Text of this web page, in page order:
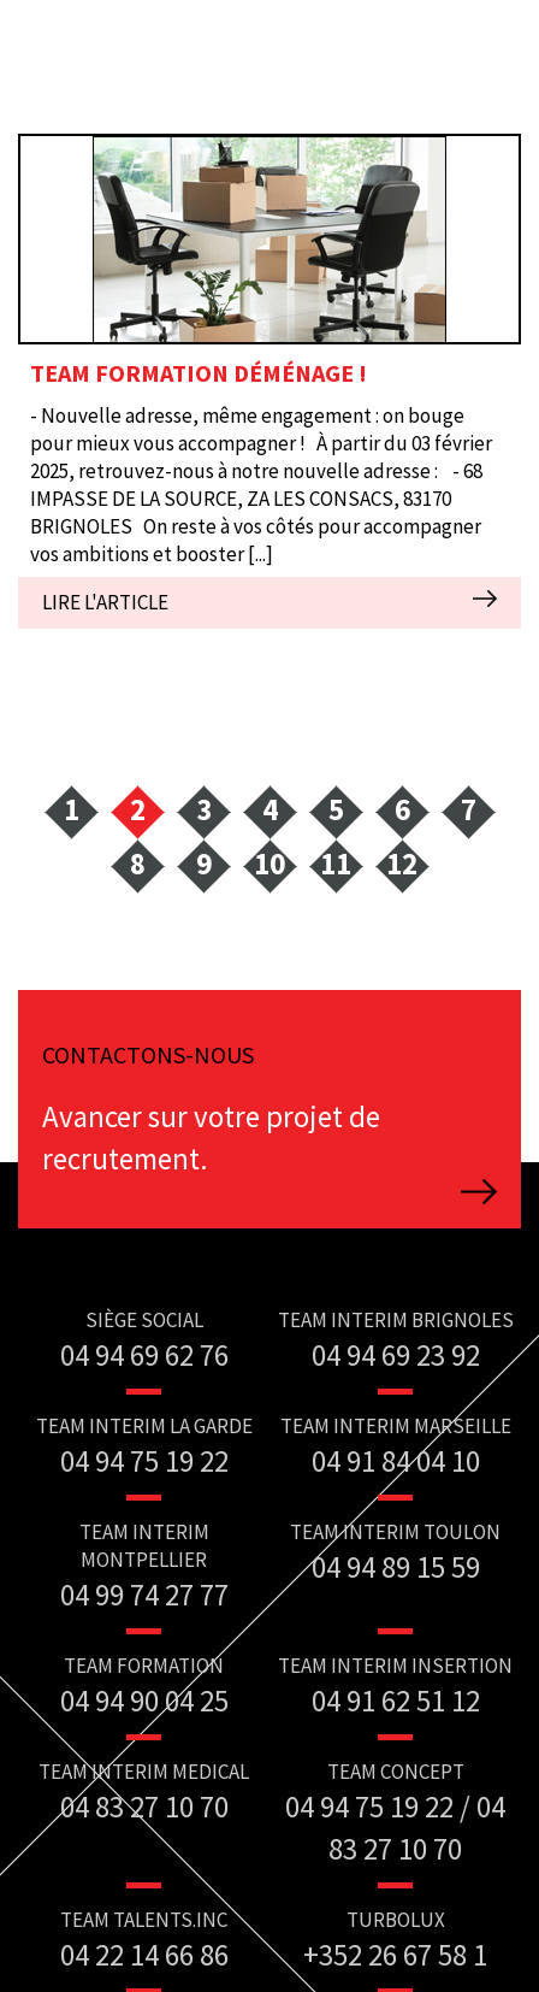
TEAM FORMATION DÉMÉNAGE !
- Nouvelle adresse, même engagement : on bouge
pour mieux vous accompagner ! À partir du 03 février
2025, retrouvez-nous à notre nouvelle adresse : - 68
IMPASSE DE LA SOURCE, ZA LES CONSACS, 83170
BRIGNOLES On reste à vos côtés pour accompagner
vos ambitions et booster[...]
LIRE L'ARTICLE
1 2 3 4 5 6
7
8
9 10 11 12
CONTACTONS-NOUS
Avancer sur votre projet de
recrutement.
SIÈGE SOCIAL
04 94 69 62 76
TEAM INTERIM BRIGNOLES
04 94 69 23 92
TEAM INTERIM LA GARDE
04 94 75 19 22
TEAM INTERIM MARSEILLE
04 91 84 04 10
TEAM INTERIM
MONTPELLIER
04 99 74 27 77
TEAM INTERIM TOULON
04 94 89 15 59
TEAM FORMATION
04 94 90 04 25
TEAM INTERIM INSERTION
04 91 62 51 12
TEAM INTERIM MEDICAL
04 83 27 10 70
TEAM CONCEPT
04 94 75 19 22 / 04
83 27 10 70
TEAM TALENTS.INC
04 22 14 66 86
TURBOLUX
+352 26 67 58 1